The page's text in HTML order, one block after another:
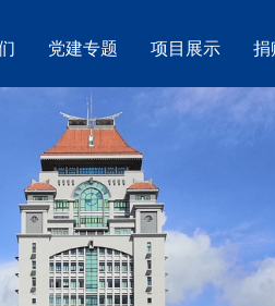
党建专题 项目展示 捐